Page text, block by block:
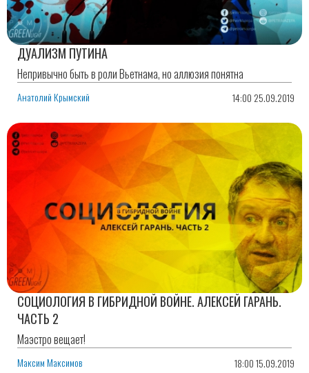
ДУАЛИЗМ ПУТИНА
Непривычно быть в роли Вьетнама, но аллюзия понятна
Анатолий Крымский 14:00 25.09.2019
СОЦИОЛОГИЯ В ГИБРИДНОЙ ВОЙНЕ. АЛЕКСЕЙ ГАРАНЬ.
ЧАСТЬ 2
Маэстро вещает!
Максим Максимов 18:00 15.09.2019